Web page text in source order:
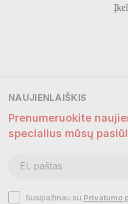
NEMOKAMAS
PIQUADRO kortelių dėklas...